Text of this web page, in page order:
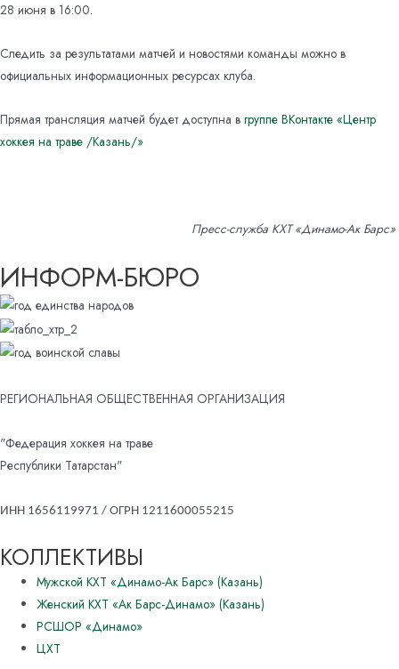
28 июня в 16:00.
Следить за результатами матчей и новостями команды можно в
официальных информационных ресурсах клуба.
Прямая трансляция матчей будет доступна в группе ВКонтакте «Центр
хоккея на траве /Казань/»
Пресс-служба КХТ «Динамо-Ак Барс»
ИНФОРМ-БЮРО
РЕГИОНАЛЬНАЯ ОБЩЕСТВЕННАЯ ОРГАНИЗАЦИЯ
"Федерация хоккея на траве
Республики Татарстан"
ИНН 1656119971 / ОГРН 1211600055215
КОЛЛЕКТИВЫ
Мужской КХТ «Динамо-Ак Барс» (Казань)
Женский КХТ «Ак Барс-Динамо» (Казань)
РСШОР «Динамо»
ЦХТ